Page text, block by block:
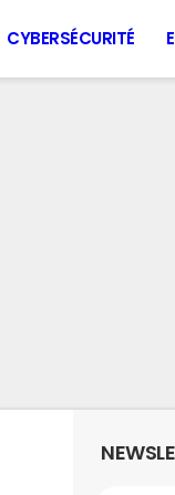
CYBERSÉCURITÉ